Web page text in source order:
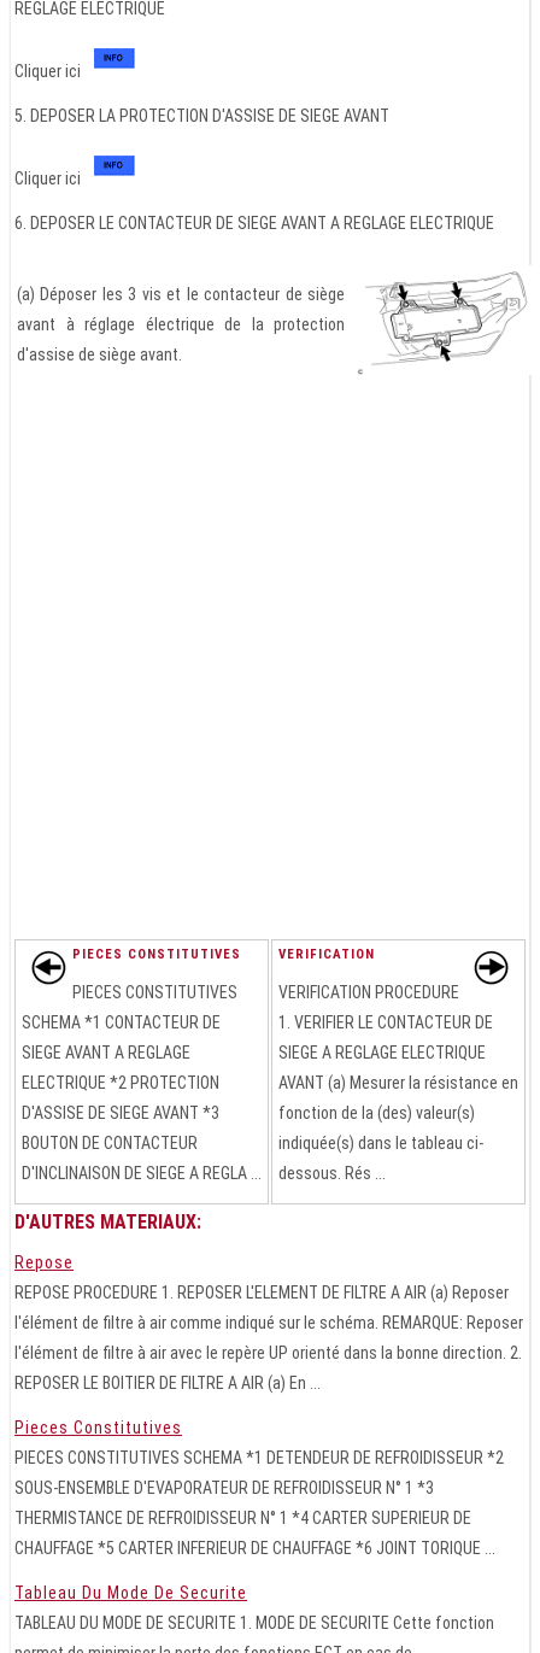
REGLAGE ELECTRIQUE
Cliquer ici
5. DEPOSER LA PROTECTION D'ASSISE DE SIEGE AVANT
Cliquer ici
6. DEPOSER LE CONTACTEUR DE SIEGE AVANT A REGLAGE ELECTRIQUE
(a) Déposer les 3 vis et le contacteur de siège
avant à réglage électrique de la protection
d'assise de siège avant.
PIECES CONSTITUTIVES
PIECES CONSTITUTIVES
SCHEMA *1 CONTACTEUR DE
SIEGE AVANT A REGLAGE
ELECTRIQUE *2 PROTECTION
D'ASSISE DE SIEGE AVANT *3
BOUTON DE CONTACTEUR
D'INCLINAISON DE SIEGE A REGLA ...
VERIFICATION
VERIFICATION PROCEDURE
1. VERIFIER LE CONTACTEUR DE
SIEGE A REGLAGE ELECTRIQUE
AVANT (a) Mesurer la résistance en
fonction de la (des) valeur(s)
indiquée(s) dans le tableau ci-
dessous. Rés ...
D'AUTRES MATERIAUX:
Repose
REPOSE PROCEDURE 1. REPOSER L'ELEMENT DE FILTRE A AIR (a) Reposer
l'élément de filtre à air comme indiqué sur le schéma. REMARQUE: Reposer
l'élément de filtre à air avec le repère UP orienté dans la bonne direction. 2.
REPOSER LE BOITIER DE FILTRE A AIR (a) En ...
Pieces Constitutives
PIECES CONSTITUTIVES SCHEMA *1 DETENDEUR DE REFROIDISSEUR *2
SOUS-ENSEMBLE D'EVAPORATEUR DE REFROIDISSEUR N° 1 *3
THERMISTANCE DE REFROIDISSEUR N° 1 *4 CARTER SUPERIEUR DE
CHAUFFAGE *5 CARTER INFERIEUR DE CHAUFFAGE *6 JOINT TORIQUE ...
Tableau Du Mode De Securite
TABLEAU DU MODE DE SECURITE 1. MODE DE SECURITE Cette fonction